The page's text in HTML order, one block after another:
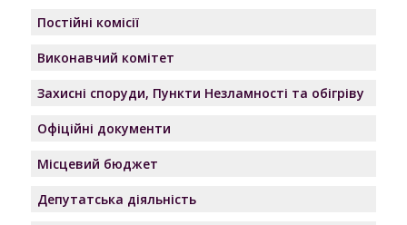
Постійні комісії
Виконавчий комітет
Захисні споруди, Пункти Незламності та обігріву
Офіційні документи
Місцевий бюджет
Депутатська діяльність